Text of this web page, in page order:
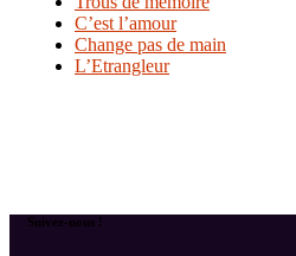
C’est l’amour
Change pas de main
L’Etrangleur
Suivez-nous !